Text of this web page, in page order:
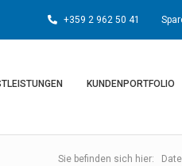
+359 2 962 50 41
KUNDENPORTFOLIO
Sie befinden sich hier: